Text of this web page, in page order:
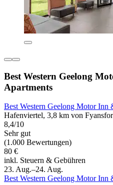
Best Western Geelong
Apartments
Best Western Geelong Motor Inn
Hafenviertel, 3,8 km von
8,4/10
Sehr gut
(1.000 Bewertungen)
80 €
inkl. Steuern & Gebühren
23. Aug.–24. Aug.
Best Western Geelong Motor Inn